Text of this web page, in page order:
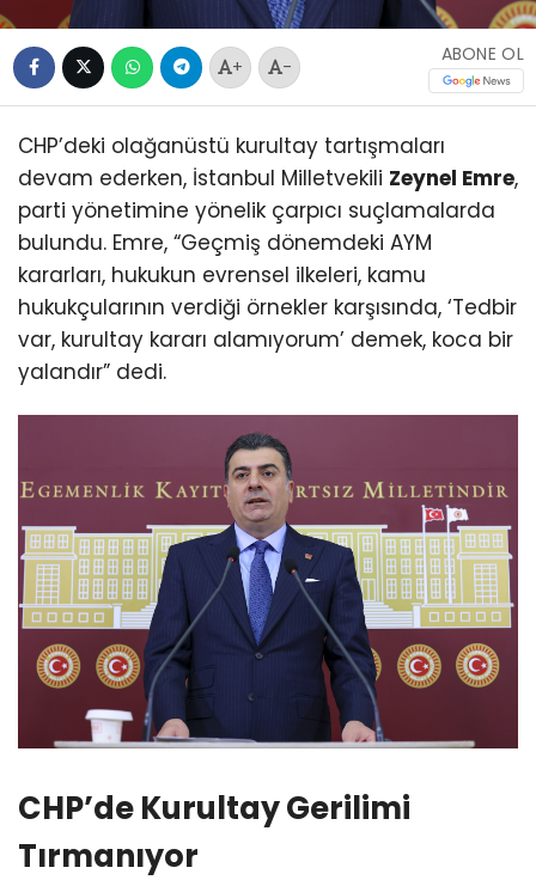
+ -
ABONE OL
CHP’deki olağanüstü kurultay tartışmaları
devam ederken, İstanbul Milletvekili Zeynel Emre,
parti yönetimine yönelik çarpıcı suçlamalarda
bulundu. Emre, “Geçmiş dönemdeki AYM
kararları, hukukun evrensel ilkeleri, kamu
hukukçularının verdiği örnekler karşısında, ‘Tedbir
var, kurultay kararı alamıyorum’ demek, koca bir
yalandır” dedi.
CHP’de Kurultay Gerilimi
Tırmanıyor